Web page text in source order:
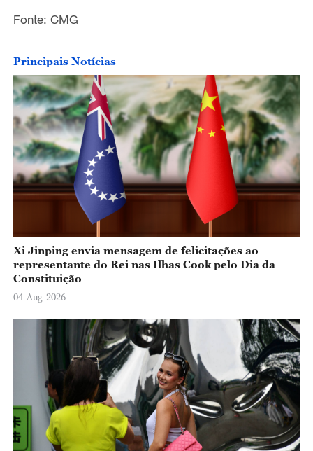
Fonte: CMG
Principais Notícias
Xi Jinping envia mensagem de felicitações ao
representante do Rei nas Ilhas Cook pelo Dia da
Constituição
04-Aug-2026